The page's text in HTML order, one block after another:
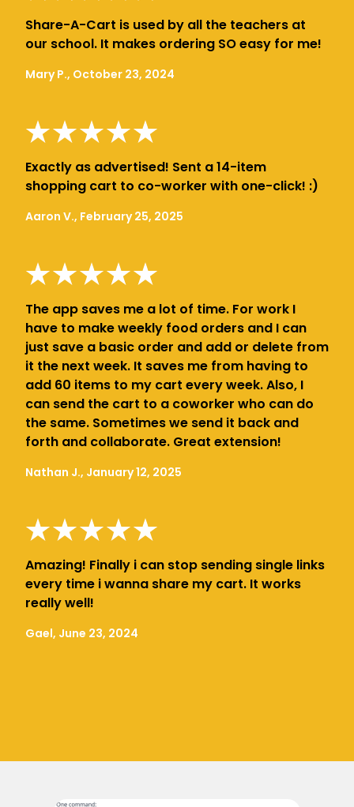
Share-A-Cart is used by all the teachers at
our school. It makes ordering SO easy for me!
Mary P., October 23, 2024
Exactly as advertised! Sent a 14-item
shopping cart to co-worker with one-click! :)
Aaron V., February 25, 2025
The app saves me a lot of time. For work I
have to make weekly food orders and I can
just save a basic order and add or delete from
it the next week. It saves me from having to
add 60 items to my cart every week. Also, I
can send the cart to a coworker who can do
the same. Sometimes we send it back and
forth and collaborate. Great extension!
Nathan J., January 12, 2025
Amazing! Finally i can stop sending single links
every time i wanna share my cart. It works
really well!
Gael, June 23, 2024